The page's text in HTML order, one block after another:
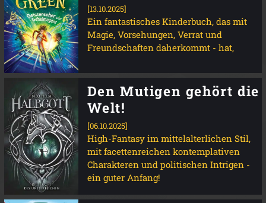
[13.10.2025]
Ein fantastisches Kinderbuch, das mit
Magie, Vorsehungen, Verrat und
Freundschaften daherkommt - hat,
Den Mutigen gehört die
Welt!
[06.10.2025]
High-Fantasy im mittelalterlichen Stil,
mit facettenreichen kontemplativen
Charakteren und politischen Intrigen -
ein guter Anfang!